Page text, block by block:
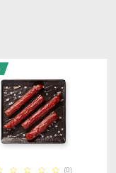
(0)